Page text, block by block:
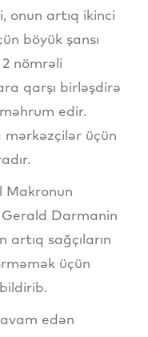
onun artıq ikinci
böyük şansı
nömrəli
qarşı birləşdirə
edir.
mərkəzçilər üçün
Makronun
Darmanin
artıq sağçıların
üçün
edən